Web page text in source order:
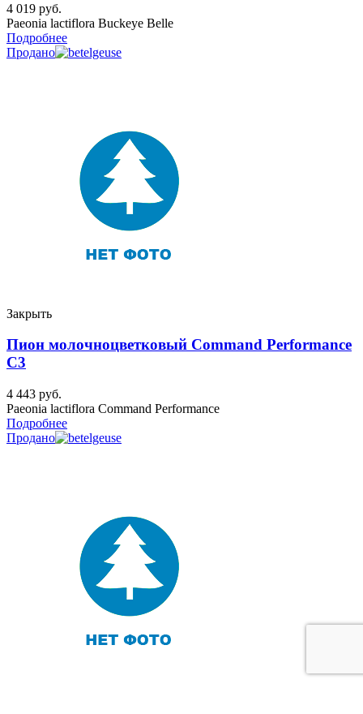
4 019 руб.
Paeonia lactiflora Buckeye Belle
Подробнее
Продано
Закрыть
Пион молочноцветковый Command Performance
C3
4 443 руб.
Paeonia lactiflora Command Performance
Подробнее
Продано